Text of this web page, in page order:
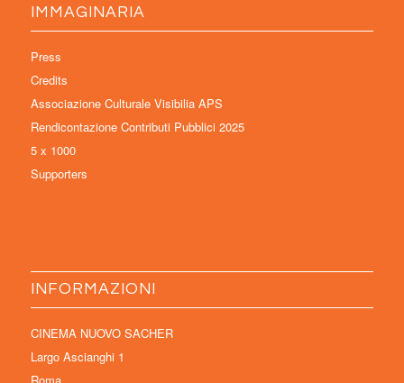
IMMAGINARIA
Press
Credits
Associazione Culturale Visibilia APS
Rendicontazione Contributi Pubblici 2025
5 x 1000
Supporters
INFORMAZIONI
CINEMA NUOVO SACHER
Largo Ascianghi 1
Roma